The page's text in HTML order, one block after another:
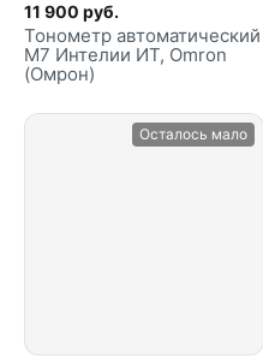
11 900 руб.
Тонометр автоматический
М7 Интелии ИТ, Omron
(Омрон)
Осталось мало